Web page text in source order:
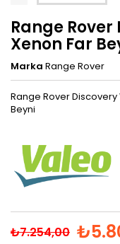
Range Rover
Xenon Far
Marka Range Rover
Range Rover Discovery
Beyni
₺7.254,00